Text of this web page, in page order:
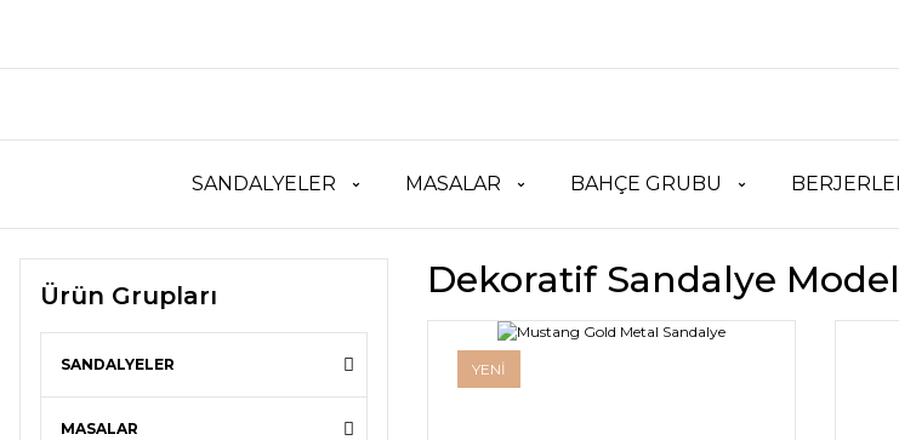
SANDALYELER MASALAR BAHÇE GRUBU
Ürün Grupları
SANDALYELER
MASALAR
Dekoratif Sandalye
YENİ